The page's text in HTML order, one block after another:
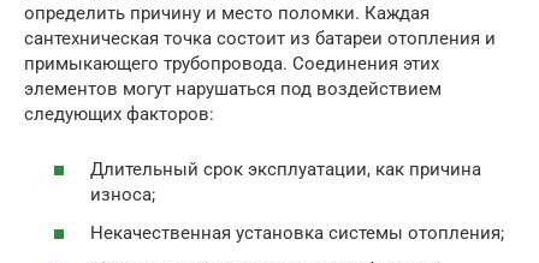
определить причину и место поломки. Каждая
сантехническая точка состоит из батареи отопления и
примыкающего трубопровода. Соединения этих
элементов могут нарушаться под воздействием
следующих факторов:
Длительный срок эксплуатации, как причина
износа;
Некачественная установка системы отопления;